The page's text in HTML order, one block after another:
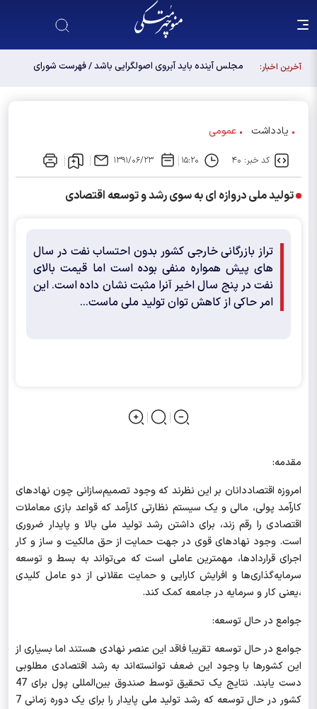
آخرین اخبار:
یادداشت عمومی
کد خبر: ۴۰ ۱۵:۲۰ ۱۳۹۱/۰۶/۲۳
تولید ملی دروازه ای به سوی رشد و توسعه اقتصادی
تراز بازرگانی خارجی کشور بدون احتساب نفت در سال
های پیش همواره منفی بوده است اما قیمت بالای
نفت در پنج سال اخیر آنرا مثبت نشان داده است. این
امر حاکی از کاهش توان تولید ملی ماست...
مقدمه:
امروزه اقتصاددانان بر این نظرند که وجود تصمیم‌سازانی چون نهادهای
کارآمد پولی، مالی و یک سیستم نظارتی کارآمد که قواعد بازی معاملات
اقتصادی را رقم زند، برای داشتن رشد تولید ملی بالا و پایدار ضروری
است. وجود نهادهای قوی در جهت حمایت از حق مالکیت و ساز و کار
اجرای قراردادها، مهمترین عاملی است که می‌تواند به بسط و توسعه
سرمایه‌گذاری‌ها و افرایش کارایی و حمایت عقلانی از دو عامل کلیدی
،یعنی کار و سرمایه در جامعه کمک کند.
جوامع در حال توسعه:
جوامع در حال توسعه تقریبا فاقد این عنصر نهادی هستند اما بسیاری از
این کشورها با وجود این ضعف توانسته‌اند به رشد اقتصادی مطلوبی
دست یابند. نتایج یک تحقیق توسط صندوق بین‌المللی پول برای 47
کشور در حال توسعه که رشد تولید ملی پایدار را برای یک دوره زمانی 7